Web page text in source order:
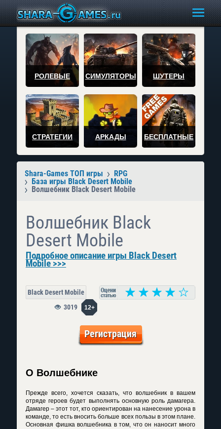
РОЛЕВЫЕ СИМУЛЯТОРЫ ШУТЕРЫ
СТРАТЕГИИ АРКАДЫ БЕСПЛАТНЫЕ
Shara-Games ТОП игры
RPG
База игры Black Desert Mobile
Волшебник Black Desert Mobile
Волшебник Black
Desert Mobile
Подробное описание игры Black Desert
Mobile >>>
Black Desert Mobile
12+
3019
Регистрация
О Волшебнике
Прежде всего, хочется сказать, что волшебник в вашем
отряде героев будет выполнять основную роль дамагера.
Дамагер – этот тот, кто ориентирован на нанесение урона в
команде, то есть вносить больше всех пользы в этом плане.
Основная фишка волшебника в том, что он наносит много